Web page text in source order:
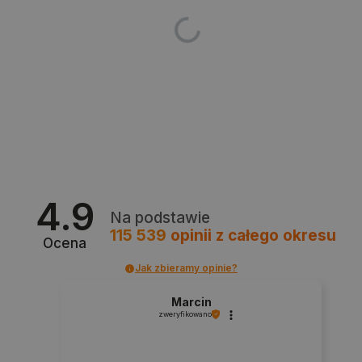
4.9
Ocena
Na podstawie
115 539 opinii z całego okresu
Jak zbieramy opinie?
Marcin
zweryfikowano